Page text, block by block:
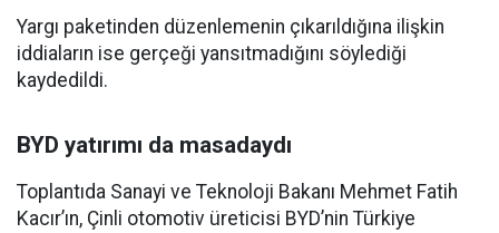
Yargı paketinden düzenlemenin çıkarıldığına ilişkin
iddiaların ise gerçeği yansıtmadığını söylediği
kaydedildi.
BYD yatırımı da masadaydı
Toplantıda Sanayi ve Teknoloji Bakanı Mehmet Fatih
Kacır’ın, Çinli otomotiv üreticisi BYD’nin Türkiye